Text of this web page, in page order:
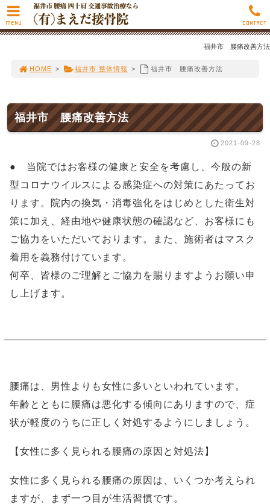
福井市 腰痛改善方法
HOME > 福井市 整体情報 > 福井市 腰痛改善方法
福井市 腰痛改善方法
2021-09-28
● 当院ではお客様の健康と安全を考慮し、今般の新
型コロナウイルスによる感染症への対策にあたってお
ります。院内の換気・消毒強化をはじめとした衛生対
策に加え、経由地や健康状態の確認など、お客様にも
ご協力をいただいております。また、施術者はマスク
着用を義務付けています。
何卒、皆様のご理解とご協力を賜りますようお願い申
し上げます。
腰痛は、男性よりも女性に多いといわれています。
年齢とともに腰痛は悪化する傾向にありますので、症
状が軽度のうちに正しく対処するようにしましょう。
【女性に多く見られる腰痛の原因と対処法】
女性に多く見られる腰痛の原因は、いくつか考えられ
ますが、まず一つ目が生活習慣です。
MENU CONTACT